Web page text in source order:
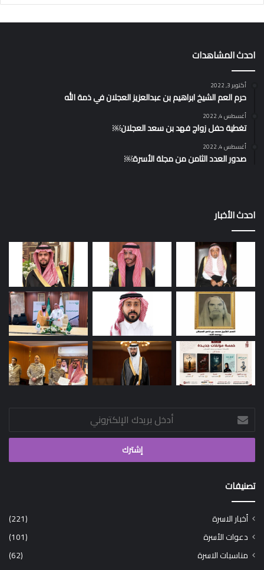
احدث المشاهدات
أكتوبر 3, 2022
حرم العم الشيخ ابراهيم بن عبدالعزيز العجلان في ذمة الله
أغسطس 4, 2022
تغطية حفل زواج فهد بن سعد العجلان￼
أغسطس 4, 2022
صدور العدد الثامن من مجلة الأسرة￼
احدث الأخبار
أدخل
بريدك
الإلكتروني
تصنيفات
أخبار الاسرة
(221)
دعوات الأسرة
(101)
مناسبات الاسرة
(62)